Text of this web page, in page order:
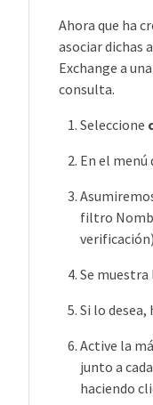
Ahora que ha
asociar dichas
Exchange a
consulta.
Seleccione
En el menú
filtro
Se muestra
Si lo
Active la
junto a
haciendo